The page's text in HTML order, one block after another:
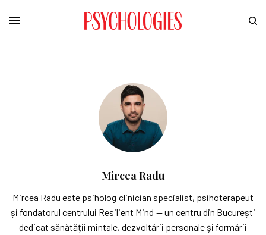
Mircea Radu
Mircea Radu este psiholog clinician specialist, psihoterapeut
și fondatorul centrului Resilient Mind — un centru din București
dedicat sănătății mintale, dezvoltării personale și formării